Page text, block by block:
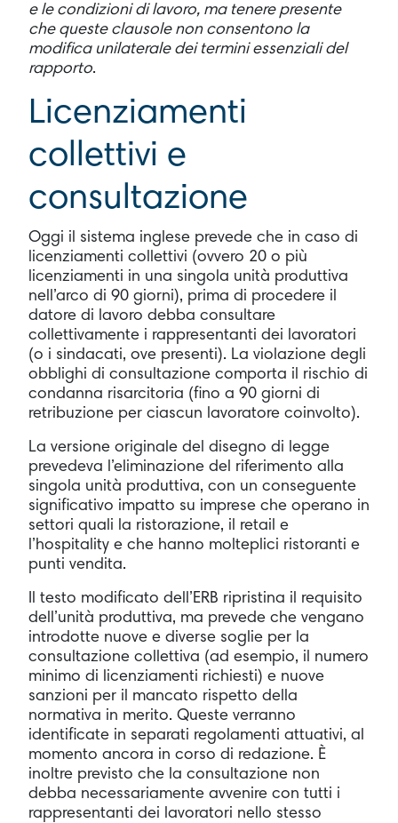
e le condizioni di lavoro, ma tenere presente
che queste clausole non consentono la
modifica unilaterale dei termini essenziali del
rapporto.
Licenziamenti
collettivi e
consultazione
Oggi il sistema inglese prevede che in caso di
licenziamenti collettivi (ovvero 20 o più
licenziamenti in una singola unità produttiva
nell’arco di 90 giorni), prima di procedere il
datore di lavoro debba consultare
collettivamente i rappresentanti dei lavoratori
(o i sindacati, ove presenti). La violazione degli
obblighi di consultazione comporta il rischio di
condanna risarcitoria (fino a 90 giorni di
retribuzione per ciascun lavoratore coinvolto).
La versione originale del disegno di legge
prevedeva l’eliminazione del riferimento alla
singola unità produttiva, con un conseguente
significativo impatto su imprese che operano in
settori quali la ristorazione, il retail e
l’hospitality e che hanno molteplici ristoranti e
punti vendita.
Il testo modificato dell’ERB ripristina il requisito
dell’unità produttiva, ma prevede che vengano
introdotte nuove e diverse soglie per la
consultazione collettiva (ad esempio, il numero
minimo di licenziamenti richiesti) e nuove
sanzioni per il mancato rispetto della
normativa in merito. Queste verranno
identificate in separati regolamenti attuativi, al
momento ancora in corso di redazione. È
inoltre previsto che la consultazione non
debba necessariamente avvenire con tutti i
rappresentanti dei lavoratori nello stesso